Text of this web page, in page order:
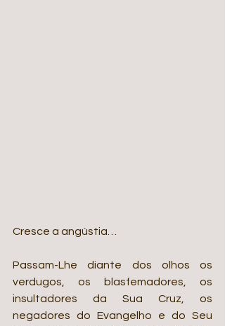
Cresce a angústia…
Passam-Lhe diante dos olhos os
verdugos, os blasfemadores, os
insultadores da Sua Cruz, os
negadores do Evangelho e do Seu